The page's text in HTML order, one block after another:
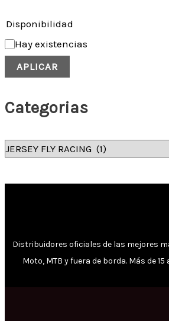
Disponibilidad
Hay existencias
APLICAR
Categorias
Distribuidores oficiales de las mejores
Moto, MTB y fuera de borda. Más de